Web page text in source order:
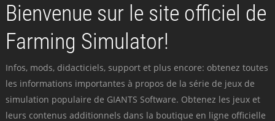
Bienvenue sur le site officiel de
Farming Simulator!
Infos, mods, didacticiels, support et plus encore: obtenez toutes
les informations importantes à propos de la série de jeux de
simulation populaire de GIANTS Software. Obtenez les jeux et
leurs contenus additionnels dans la boutique en ligne officielle